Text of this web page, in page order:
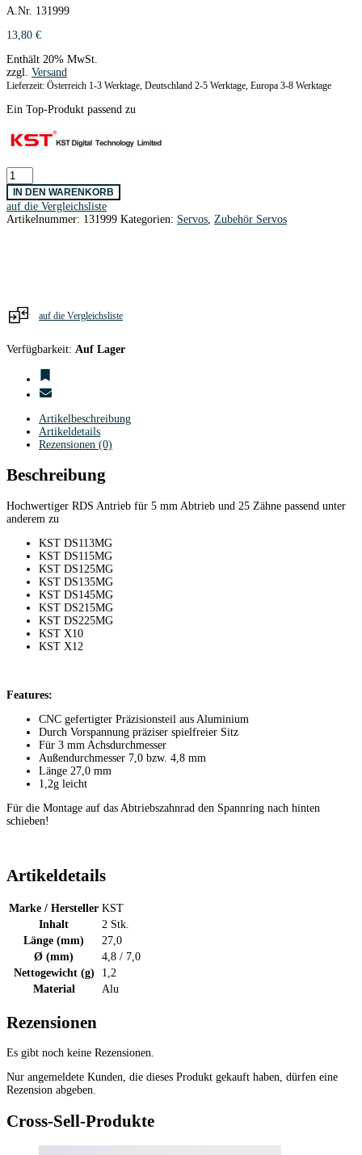
A.Nr. 131999
13,80 €
Enthält 20% MwSt.
zzgl. Versand
Lieferzeit: Österreich 1-3 Werktage, Deutschland 2-5 Werktage, Europa 3-8 Werktage
Ein Top-Produkt passend zu
RDS
Antrieb
KST
5,0
mm
Stk.
Menge
IN DEN WARENKORB
auf die Vergleichsliste
Artikelnummer: 131999 Kategorien: Servos Zubehör Servos
auf die Vergleichsliste
Verfügbarkeit: Auf Lager
Artikelbeschreibung
Artikeldetails
Rezensionen (0)
Beschreibung
Hochwertiger RDS Antrieb für 5 mm Abtrieb und 25 Zähne passend unter
anderem zu
KST DS113MG
KST DS115MG
KST DS125MG
KST DS135MG
KST DS145MG
KST DS215MG
KST DS225MG
KST X10
KST X12
Features:
CNC gefertigter Präzisionsteil aus Aluminium
Durch Vorspannung präziser spielfreier Sitz
Für 3 mm Achsdurchmesser
Außendurchmesser 7,0 bzw. 4,8 mm
Länge 27,0 mm
1,2g leicht
Für die Montage auf das Abtriebszahnrad den Spannring nach hinten
schieben!
Artikeldetails
Marke / Hersteller KST
Inhalt
2 Stk.
Länge (mm)
27,0
Ø (mm)
4,8 / 7,0
Nettogewicht (g)
1,2
Material
Alu
Rezensionen
Es gibt noch keine Rezensionen.
Nur angemeldete Kunden, die dieses Produkt gekauft haben, dürfen eine
Rezension abgeben.
Cross-Sell-Produkte